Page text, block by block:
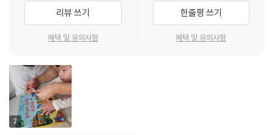
리뷰 쓰기
혜택 및 유의사항
한줄평 쓰기
혜택 및 유의사항
2